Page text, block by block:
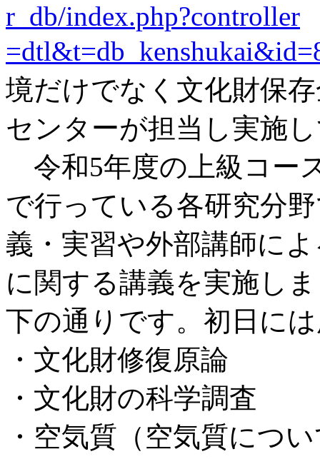
r_db/index.php?controller
境だけでなく文化財保
センターが担当し実施
令和5年度の上級コー
で行っている各研究分
義・実習や外部講師に
に関する講義を実施し
下の通りです。初日に
・文化財修復原論
・文化財の科学調査
・空気質（空気質につ